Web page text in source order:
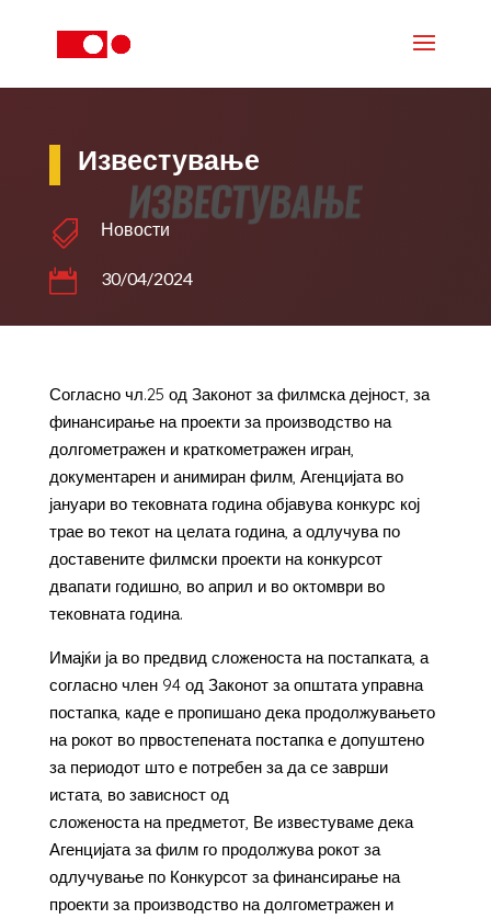
Известување
 Новости
 30/04/2024
Согласно чл.25 од Законот за филмска дејност, за
финансирање на проекти за производство на
долгометражен и краткометражен игран,
документарен и анимиран филм, Агенцијата во
јануари во тековната година објавува конкурс кој
трае во текот на целата година, а одлучува по
доставените филмски проекти на конкурсот
двапати годишно, во април и во октомври во
тековната година.
Имајќи ја во предвид сложеноста на постапката, а
согласно член 94 од Законот за општата управна
постапка, каде е пропишано дека продолжувањето
на рокот во првостепената постапка е допуштено
за периодот што е потребен за да се заврши
истата, во зависност од
сложеноста на предметот, Ве известуваме дека
Агенцијата за филм го продолжува рокот за
одлучување по Конкурсот за финансирање на
проекти за производство на долгометражен и